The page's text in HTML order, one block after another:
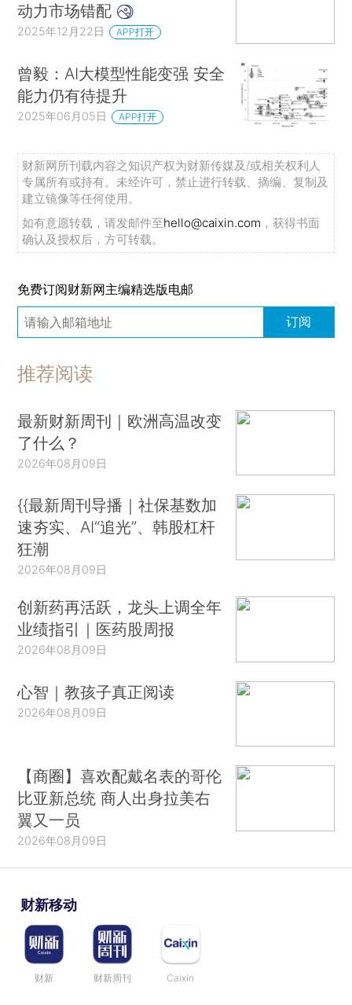
动力市场错配
2025年12月22日 APP打开
曾毅：AI大模型性能变强 安全
能力仍有待提升
2025年06月05日 APP打开
财新网所刊载内容之知识产权为财新传媒及/或相关权利人
专属所有或持有。未经许可，禁止进行转载、摘编、复制及
建立镜像等任何使用。
如有意愿转载，请发邮件至hello@caixin.com ，获得书面
确认及授权后，方可转载。
免费订阅财新网主编精选版电邮
订阅
推荐阅读
最新财新周刊｜欧洲高温改变
了什么？
2026年08月09日
{{最新周刊导播｜社保基数加
速夯实、AI“追光”、韩股杠杆
狂潮
2026年08月09日
创新药再活跃，龙头上调全年
业绩指引｜医药股周报
2026年08月09日
心智｜教孩子真正阅读
2026年08月09日
【商圈】喜欢配戴名表的哥伦
比亚新总统 商人出身拉美右
翼又一员
2026年08月09日
财新移动
财新 财新周刊 Caixin